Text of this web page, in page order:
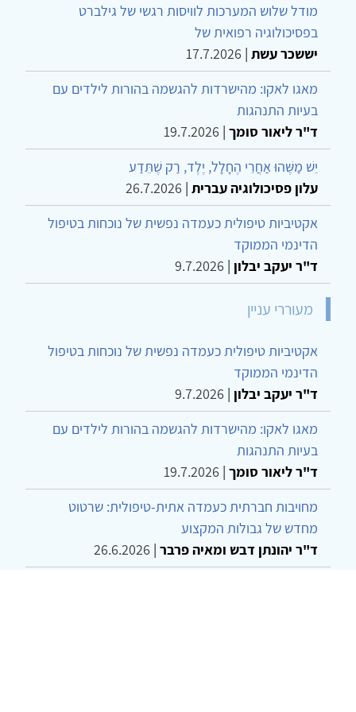
מודל שלוש המערכות לוויסות רגשי של גילברט
בפסיכולוגיה רפואית של
יששכר עשת |
17.7.2026
מאגו לאקו: מהישרדות להגשמה בהורות לילדים עם
בעיות התנהגות
ד"ר ליאור סומך |
19.7.2026
יֵשׁ מַשֶּׁהוּ אַחֲרֵי הֶחָלָל, יֶלֶד, רַק שֶׁתֵּדַע
עלון פסיכולוגיה עברית |
26.7.2026
אקטיביות טיפולית כעמדה נפשית של נוכחות בטיפול
הדינמי הממוקד
ד"ר יעקב יבלון |
9.7.2026
מעוררי עניין
אקטיביות טיפולית כעמדה נפשית של נוכחות בטיפול
הדינמי הממוקד
ד"ר יעקב יבלון |
9.7.2026
מאגו לאקו: מהישרדות להגשמה בהורות לילדים עם
בעיות התנהגות
ד"ר ליאור סומך |
19.7.2026
מחויבות חברתית כעמדה אתית-טיפולית: שרטוט
מחדש של גבולות המקצוע
ד"ר יהונתן דבש ומאיה פרבר |
26.6.2026